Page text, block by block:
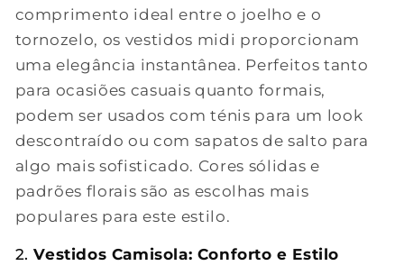
comprimento ideal entre o joelho e o
tornozelo, os vestidos midi proporcionam
uma elegância instantânea. Perfeitos tanto
para ocasiões casuais quanto formais,
podem ser usados com ténis para um look
descontraído ou com sapatos de salto para
algo mais sofisticado. Cores sólidas e
padrões florais são as escolhas mais
populares para este estilo.
2.Vestidos Camisola: Conforto e Estilo